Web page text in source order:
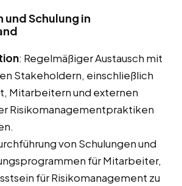
und Schulung in
: Regelmäßiger Austausch mit
Stakeholdern, einschließlich
Mitarbeitern und externen
Risikomanagementpraktiken
von Schulungen und
für Mitarbeiter,
für Risikomanagement zu